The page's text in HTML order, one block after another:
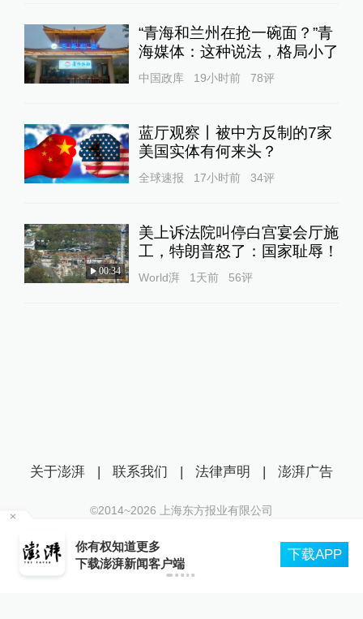
“青海和兰州在抢一碗面？”青
海媒体：这种说法，格局小了
中国政库 19小时前 78评
蓝厅观察丨被中方反制的7家
美国实体有何来头？
全球速报 17小时前 34评
00:34
美上诉法院叫停白宫宴会厅施
工，特朗普怒了：国家耻辱！
World湃 1天前 56评
你有权知道更多
下载澎湃新闻客户端
下载APP
关于澎湃 | 联系我们 | 法律声明 | 澎湃广告
©2014~2026 上海东方报业有限公司
互联网新闻信息服务许可证：31120170006
沪公网安备 31010602000299号